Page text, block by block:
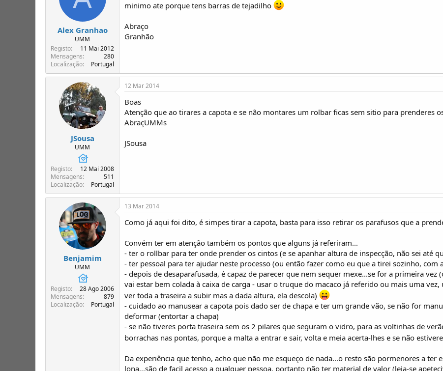
Alex Granhao
UMM
Registo
11 Mai 2012
Mensagens
280
Localização
Portugal
minimo ate porque tens barras de tejadilho
Abraço
Granhão
JSousa
UMM
Registo
12 Mai 2008
Mensagens
511
Localização
Portugal
12 Mar 2014
Boas
Atenção que ao tirares a capota e se não montares um rolbar ficas sem sitio para prenderes
AbraçUMMs
JSousa
Benjamim
UMM
Registo
28 Ago 2006
Mensagens
879
Localização
Portugal
13 Mar 2014
Como já aqui foi dito, é simpes tirar a capota, basta para isso retirar os parafusos que a
Convém ter em atenção também os pontos que alguns já referiram...
- ter o rollbar para ter onde prender os cintos (e se apanhar altura de inspecção, não sei até
- ter pessoal para ter ajudar neste processo (ou então fazer como eu que a tirei sozinho, com
- depois de desaparafusada, é capaz de parecer que nem sequer mexe...se for a primeira
vai estar bem colada à caixa de carga - usar o truque do macaco já referido ou mais uma
ver toda a traseira a subir mas a dada altura, ela descola)
- cuidado ao manusear a capota pois dado ser de chapa e ter um grande vão, se não for
deformar (entortar a chapa)
- se não tiveres porta traseira sem os 2 pilares que seguram o vidro, para as voltinhas de
borrachas nas pontas, porque a malta a entrar e sair, volta e meia acerta-lhes e se não
Da experiência que tenho, acho que não me esqueço de nada...o resto são pormenores a
lona...são de facil acesso a qualquer pessoa, portanto não ter material de valor (leia-se